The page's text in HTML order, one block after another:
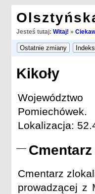
Jesteś tutaj: Witaj! »
Kikoły
Pomiechówek.
Lokalizacja:
Cmentarz
prowadzącej z